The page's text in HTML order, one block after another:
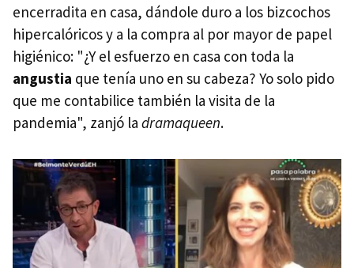
encerradita en casa, dándole duro a los bizcochos
hipercalóricos y a la compra al por mayor de papel
higiénico: "¿Y el esfuerzo en casa con toda la
angustia que tenía uno en su cabeza? Yo solo pido
que me contabilice también la visita de la
pandemia", zanjó la dramaqueen.